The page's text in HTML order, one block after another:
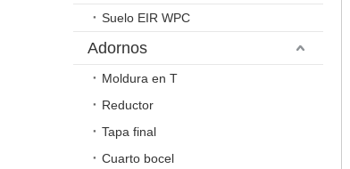
Suelo EIR WPC
Adornos
Moldura en T
Reductor
Tapa final
Cuarto bocel